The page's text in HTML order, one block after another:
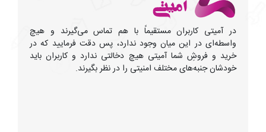
در آمیتی کاربران مستقیماً با هم تماس می‌گیرند و هیچ
واسطه‌ای در این میان وجود ندارد، پس دقت فرمایید که در
خرید و فروشِ شما آمیتی هیچ دخالتی ندارد و کاربران باید
خودشان جنبه‌های مختلف امنیتی را در نظر بگیرند.